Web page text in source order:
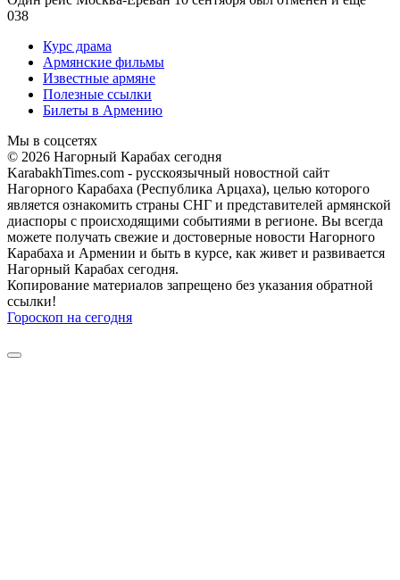
038
Курс драма
Армянские фильмы
Известные армяне
Полезные ссылки
Билеты в Армению
Мы в соцсетях
© 2026 Нагорный Карабах сегодня
KarabakhTimes.com - русскоязычный новостной сайт
Нагорного Карабаха (Республика Арцаха), целью которого
является ознакомить страны СНГ и представителей армянской
диаспоры с происходящими событиями в регионе. Вы всегда
можете получать свежие и достоверные новости Нагорного
Карабаха и Армении и быть в курсе, как живет и развивается
Нагорный Карабах сегодня.
Копирование материалов запрещено без указания обратной
ссылки!
Гороскоп на сегодня